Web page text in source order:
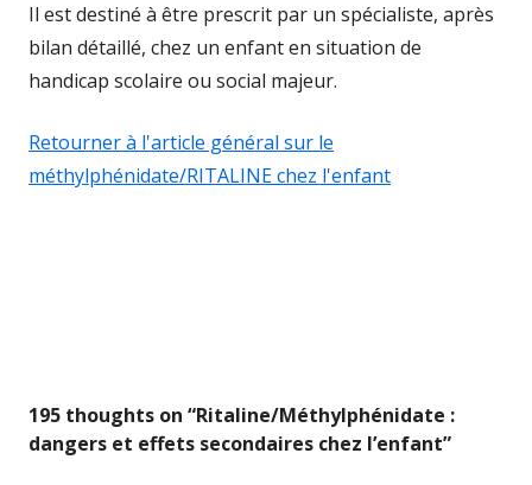
Il est destiné à être prescrit par un spécialiste, après
bilan détaillé, chez un enfant en situation de
handicap scolaire ou social majeur.
Retourner à l'article général sur le
méthylphénidate/RITALINE chez l'enfant
195 thoughts on “Ritaline/Méthylphénidate :
dangers et effets secondaires chez l’enfant”